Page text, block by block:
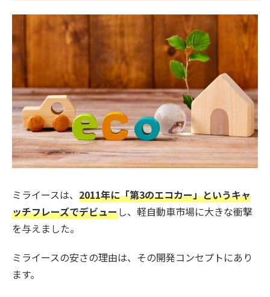
ミライースは、 2011年に「第3のエコカー」というキャ
ッチフレーズでデビューし、軽自動車市場に大きな衝撃
を与えました。
ミライースの安さの理由は、その開発コンセプトにあり
ます。